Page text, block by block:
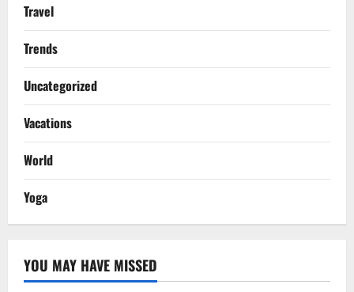
Travel
Trends
Uncategorized
Vacations
World
Yoga
YOU MAY HAVE MISSED